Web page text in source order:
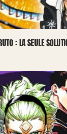
: LA SEULE